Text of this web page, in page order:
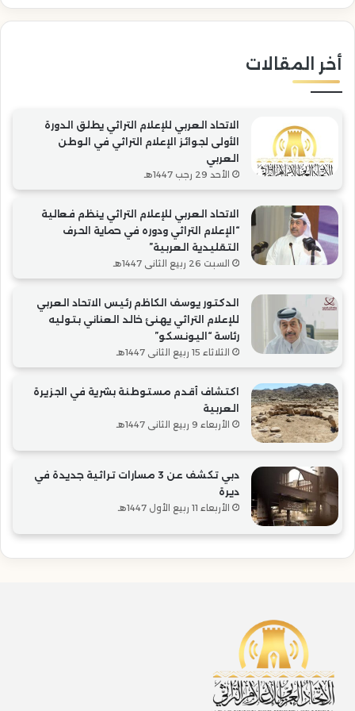
الحرف
التقليدية
أخر المقالات
الاتحاد العربي للإعلام التراثي يطلق الدورة
الأولى لجوائز الإعلام التراثي في الوطن
العربي
الأحد 29 رجب 1447هـ
الاتحاد العربي للإعلام التراثي ينظم فعالية
“الإعلام التراثي ودوره في حماية الحرف
التقليدية العربية”
السبت 26 ربيع الثاني 1447هـ
الدكتور يوسف الكاظم رئيس الاتحاد العربي
للإعلام التراثي يهنئ خالد العناني بتوليه
رئاسة “اليونسكو”
الثلاثاء 15 ربيع الثاني 1447هـ
اكتشاف أقدم مستوطنة بشرية في الجزيرة
العربية
الأربعاء 9 ربيع الثاني 1447هـ
دبي تكشف عن 3 مسارات تراثية جديدة في
ديرة
الأربعاء 11 ربيع الأول 1447هـ